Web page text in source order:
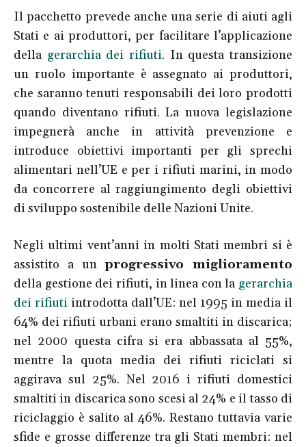
Il pacchetto prevede anche una serie di aiuti agli
Stati e ai produttori, per facilitare l’applicazione
della gerarchia dei rifiuti. In questa transizione
un ruolo importante è assegnato ai produttori,
che saranno tenuti responsabili dei loro prodotti
quando diventano rifiuti. La nuova legislazione
impegnerà anche in attività prevenzione e
introduce obiettivi importanti per gli sprechi
alimentari nell’UE e per i rifiuti marini, in modo
da concorrere al raggiungimento degli obiettivi
di sviluppo sostenibile delle Nazioni Unite.
Negli ultimi vent’anni in molti Stati membri si è
assistito a unprogressivo miglioramento
della gestione dei rifiuti, in linea con la gerarchia
dei rifiuti introdotta dall’UE: nel 1995 in media il
64% dei rifiuti urbani erano smaltiti in discarica;
nel 2000 questa cifra si era abbassata al 55%,
mentre la quota media dei rifiuti riciclati si
aggirava sul 25%. Nel 2016 i rifiuti domestici
smaltiti in discarica sono scesi al 24% e il tasso di
riciclaggio è salito al 46%. Restano tuttavia varie
sfide e grosse differenze tra gli Stati membri: nel